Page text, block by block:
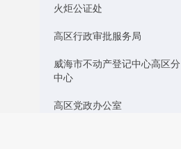
火炬公证处
高区行政审批服务局
威海市不动产登记中心高区分
中心
高区党政办公室